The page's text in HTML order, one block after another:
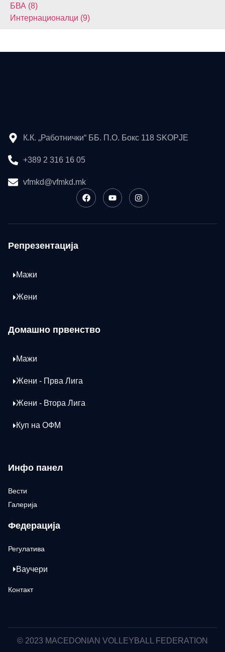
БВА (8)
Интернационалци (9)
К.К. „Работнички“ ББ. П.О. Бокс 118 SKOPJE
+389 2 316 16 05
vfmkd@vfmkd.mk
Репрезентација
Мажи
Жени
Домашно првенство
Мажи
Жени - Прва Лига
Жени - Втора Лига
Куп на ОФМ
Инфо панел
Вести
Галерија
Федерација
Регулатива
Ваучери
Контакт
© 2023 MACEDONIAN VOLLEYBALL FEDERATION